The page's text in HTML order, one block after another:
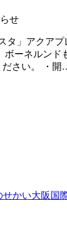
」アクア
ーネルン
ださい。 ・開
かい大阪国